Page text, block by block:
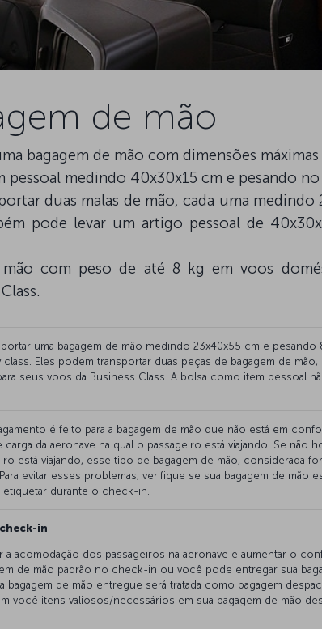
de mão
bagagem de mão com dimensões
medindo 40x30x15 cm e pesando
duas malas de mão, cada uma
pode levar um artigo pessoal de
com peso de até 8 kg em voos
uma bagagem de mão medindo 23x40x55 cm e pesando
Eles podem transportar duas peças de bagagem de mão,
seus voos da Business Class. A bolsa como item pessoal
é feito para a bagagem de mão que não está em
da aeronave na qual o passageiro está viajando. Se não
está viajando, esse tipo de bagagem de mão, considerada
evitar esses problemas, verifique se sua bagagem de mão
durante o check-in.
in
a acomodação dos passageiros na aeronave e aumentar o
de mão padrão no check-in ou você pode entregar sua
de mão entregue será tratada como bagagem
você itens valiosos/necessários em sua bagagem de mão